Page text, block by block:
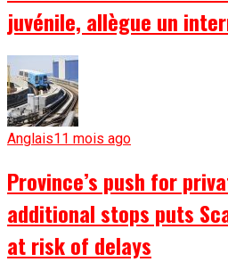
juvénile, allègue un
Anglais11 mois ago
Province’s push for
additional stops puts
at risk of delays